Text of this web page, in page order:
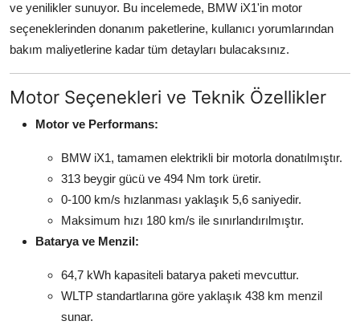
ve yenilikler sunuyor. Bu incelemede, BMW iX1'in motor
seçeneklerinden donanım paketlerine, kullanıcı yorumlarından
bakım maliyetlerine kadar tüm detayları bulacaksınız.
Motor Seçenekleri ve Teknik Özellikler
Motor ve Performans:
BMW iX1, tamamen elektrikli bir motorla donatılmıştır.
313 beygir gücü ve 494 Nm tork üretir.
0-100 km/s hızlanması yaklaşık 5,6 saniyedir.
Maksimum hızı 180 km/s ile sınırlandırılmıştır.
Batarya ve Menzil:
64,7 kWh kapasiteli batarya paketi mevcuttur.
WLTP standartlarına göre yaklaşık 438 km menzil
sunar.